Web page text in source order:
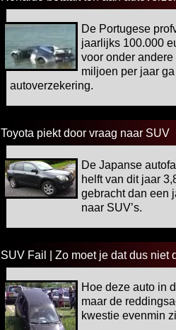
De Portugese
jaarlijks 100.000
voor onder
miljoen per jaar
autoverzekering.
Toyota piekt door vraag naar SUV
De Japanse
helft van dit jaar
gebracht dan een
naar SUV’s.
SUV Fail | Zo moet je dat dus niet
Hoe deze auto in
maar de
kwestie evenmin